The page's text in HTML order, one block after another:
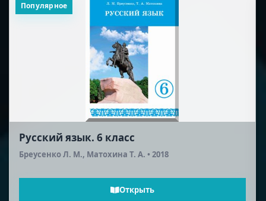
Популярное
Русская литература (2-я половина XIX
века). 10 класс
Открыть